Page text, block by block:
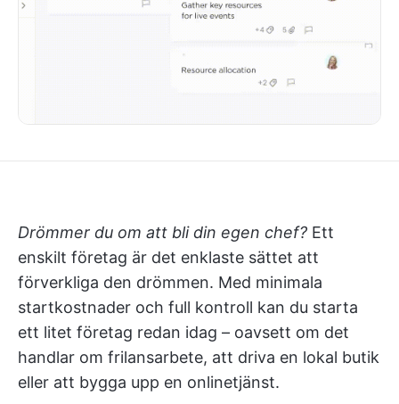
Drömmer du om att bli din egen chef? Ett
enskilt företag är det enklaste sättet att
förverkliga den drömmen. Med minimala
startkostnader och full kontroll kan du starta
ett litet företag redan idag – oavsett om det
handlar om frilansarbete, att driva en lokal butik
eller att bygga upp en onlinetjänst.